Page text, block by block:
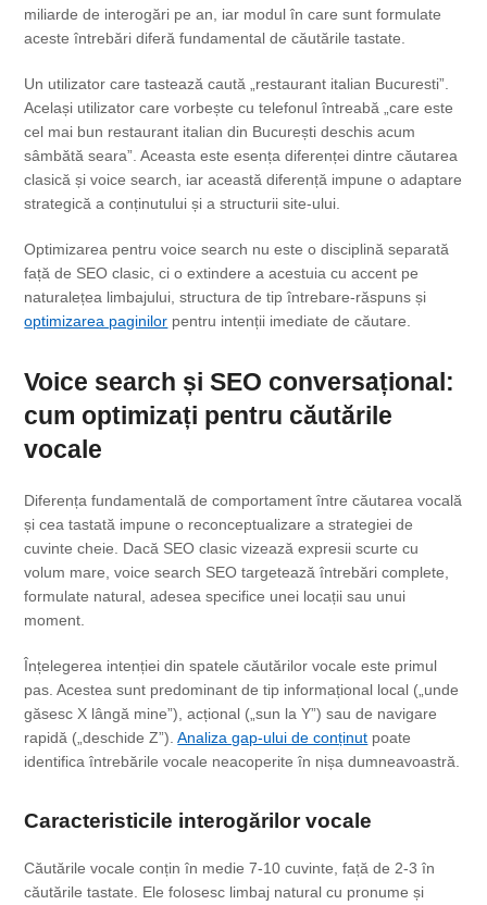
miliarde de interogări pe an, iar modul în care sunt formulate
aceste întrebări diferă fundamental de căutările tastate.
Un utilizator care tastează caută „restaurant italian Bucuresti”.
Același utilizator care vorbește cu telefonul întreabă „care este
cel mai bun restaurant italian din București deschis acum
sâmbătă seara”. Aceasta este esența diferenței dintre căutarea
clasică și voice search, iar această diferență impune o adaptare
strategică a conținutului și a structurii site-ului.
Optimizarea pentru voice search nu este o disciplină separată
față de SEO clasic, ci o extindere a acestuia cu accent pe
naturalețea limbajului, structura de tip întrebare-răspuns și
optimizarea paginilor pentru intenții imediate de căutare.
Voice search și SEO conversațional:
cum optimizați pentru căutările
vocale
Diferența fundamentală de comportament între căutarea vocală
și cea tastată impune o reconceptualizare a strategiei de
cuvinte cheie. Dacă SEO clasic vizează expresii scurte cu
volum mare, voice search SEO targetează întrebări complete,
formulate natural, adesea specifice unei locații sau unui
moment.
Înțelegerea intenției din spatele căutărilor vocale este primul
pas. Acestea sunt predominant de tip informațional local („unde
găsesc X lângă mine”), acțional („sun la Y”) sau de navigare
rapidă („deschide Z”).Analiza gap-ului de conținut poate
identifica întrebările vocale neacoperite în nișa dumneavoastră.
Caracteristicile interogărilor vocale
Căutările vocale conțin în medie 7-10 cuvinte, față de 2-3 în
căutările tastate. Ele folosesc limbaj natural cu pronume și